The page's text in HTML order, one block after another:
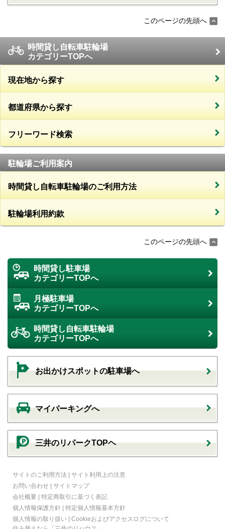
このページの先頭へ
時間貸し自転車駐輪場
カテゴリーTOPへ
現在地から探す
都道府県から探す
フリーワード検索
駐輪場ご利用案内
時間貸し自転車駐輪場のご利用方法
駐輪場利用約款
このページの先頭へ
時間貸し駐車場
カテゴリーTOPへ
月極駐車場
カテゴリーTOPへ
時間貸し自転車駐輪場
カテゴリーTOPへ
お出かけスポットの駐車場へ
マイパーキングへ
三井のリパークTOPヘ
サイトのご利用方法 | サイト利用上の注意
お問い合わせ | サイトマップ
会社概要 | 特定商取引に基づく表記
個人情報保護方針 | 特定個人情報基本方針
個人情報の取り扱い | Cookieおよびアクセスログについて